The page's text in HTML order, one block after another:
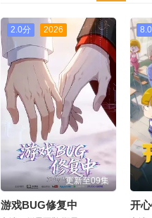
2.0分 2026
更新至09集
游戏BUG修复中 开